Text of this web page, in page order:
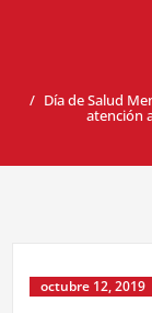
Día de Salud
atención
octubre 12, 2019